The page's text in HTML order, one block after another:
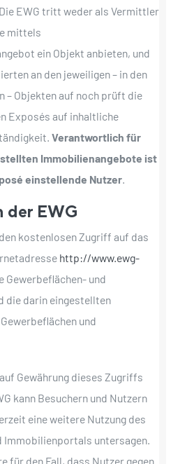
EWG tritt weder als Vermittler
mittels
ein Objekt anbieten, und
an den jeweiligen – in den
– Objekten auf noch prüft die
Exposés auf inhaltliche
Verantwortlich für
Immobilienangebote ist
einstellende Nutzer
der EWG
kostenlosen Zugriff auf das
http://www.ewg-
Gewerbeflächen- und
die darin eingestellten
und
Gewährung dieses Zugriffs
kann Besuchern und Nutzern
eine weitere Nutzung des
Immobilienportals untersagen.
für den Fall, dass Nutzer gegen